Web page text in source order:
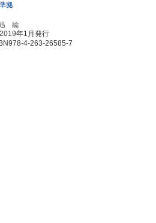
拠
迅 編
2019年1月発行
4-263-26585-7